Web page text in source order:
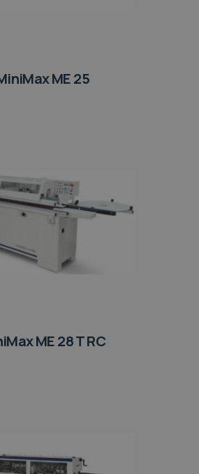
ME 25
ME 28 T RC